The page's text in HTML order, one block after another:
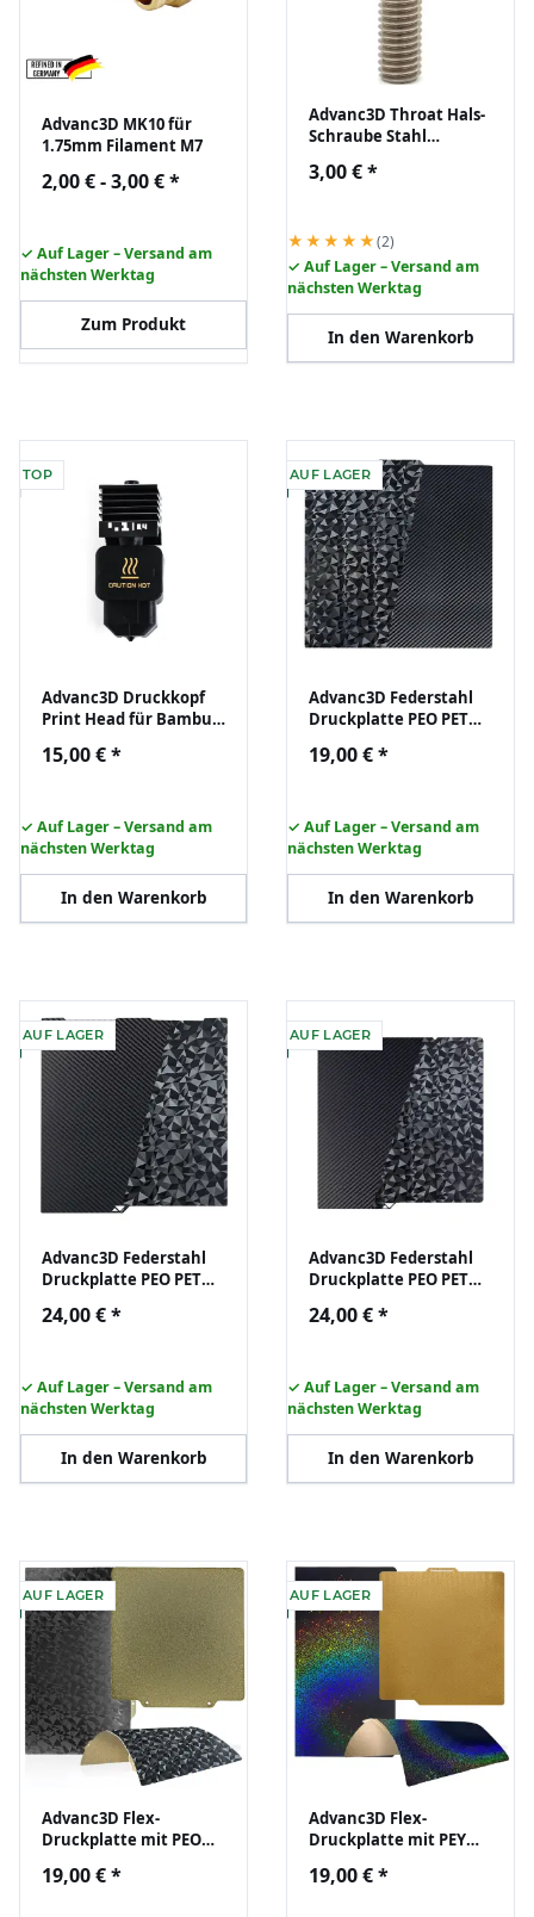
Advanc3D MK10 für
1.75mm Filament M7
2,00 € -3,00 €*
✓ Auf Lager – Versand am
nächsten Werktag
Zum Produkt
Advanc3D Throat Hals-
Schraube Stahl
Absatz mit PTFE inliner
3,00 €*
★★★★★(2)
✓ Auf Lager – Versand am
nächsten Werktag
In den Warenkorb
TOP
Advanc3D Druckkopf
Print Head für Bambu
0,4mm
15,00 €*
✓ Auf Lager – Versand am
nächsten Werktag
In den Warenkorb
AUF LAGER
Advanc3D Federstahl
Druckplatte PEO PET
Ender 3 S1 Pro
19,00 €*
✓ Auf Lager – Versand am
nächsten Werktag
In den Warenkorb
AUF LAGER
Advanc3D Federstahl
Druckplatte PEO PET
Kobra 3 3D Drucker
24,00 €*
✓ Auf Lager – Versand am
nächsten Werktag
In den Warenkorb
AUF LAGER
Advanc3D Federstahl
Druckplatte PEO PET
Kobra S1 3D Drucker
24,00 €*
✓ Auf Lager – Versand am
nächsten Werktag
In den Warenkorb
AUF LAGER
Advanc3D Flex-
Druckplatte mit PEO
Creality S1 3D Drucker
19,00 €*
AUF LAGER
Advanc3D Flex-
Druckplatte mit PEY
Bambu Lab X1 X1C P1P
19,00 €*